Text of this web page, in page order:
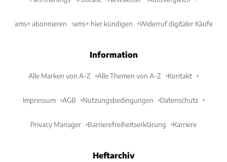
ams+ abonnieren ams+ hier kündigen Widerruf digitaler Käufe
Information
Alle Marken von A-Z Alle Themen von A-Z Kontakt
Impressum AGB Nutzungsbedingungen Datenschutz
Privacy Manager Barrierefreiheitserklärung Karriere
Heftarchiv